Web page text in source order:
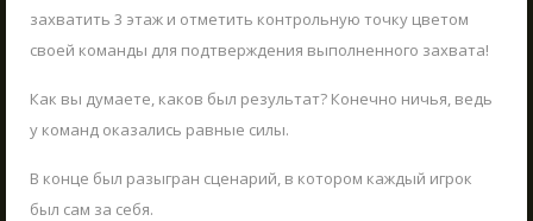
захватить 3 этаж и отметить контрольную точку цветом
своей команды для подтверждения выполненного захвата!
Как вы думаете, каков был результат? Конечно ничья, ведь
у команд оказались равные силы.
В конце был разыгран сценарий, в котором каждый игрок
был сам за себя.
МЫ РАБОТАЕМ!
24.08.2021